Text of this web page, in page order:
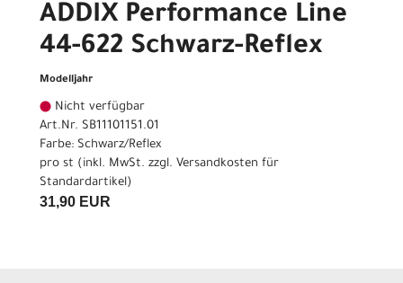
ADDIX Performance Line
44-622 Schwarz-Reflex
Modelljahr
Nicht verfügbar
Art.Nr. SB11101151.01
Farbe: Schwarz/Reflex
pro st (inkl. MwSt. zzgl. Versandkosten für
Standardartikel)
31,90 EUR